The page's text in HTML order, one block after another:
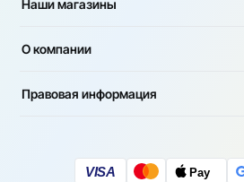
Наши магазины
О компании
Правовая информация
VISA Pay